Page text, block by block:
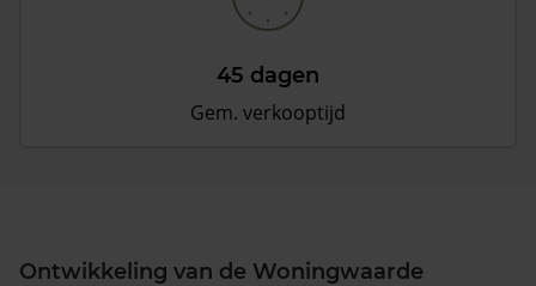
45 dagen
Gem. verkooptijd
Ontwikkeling van de Woningwaarde